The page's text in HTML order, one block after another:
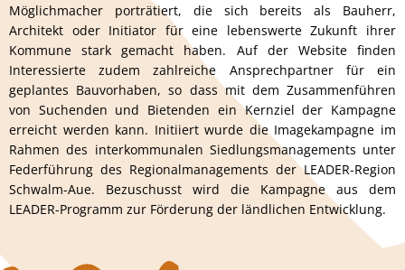
Möglichmacher porträtiert, die sich bereits als Bauherr,
Architekt oder Initiator für eine lebenswerte Zukunft ihrer
Kommune stark gemacht haben. Auf der Website finden
Interessierte zudem zahlreiche Ansprechpartner für ein
geplantes Bauvorhaben, so dass mit dem Zusammenführen
von Suchenden und Bietenden ein Kernziel der Kampagne
erreicht werden kann. Initiiert wurde die Imagekampagne im
Rahmen des interkommunalen Siedlungsmanagements unter
Federführung des Regionalmanagements der LEADER-Region
Schwalm-Aue. Bezuschusst wird die Kampagne aus dem
LEADER-Programm zur Förderung der ländlichen Entwicklung.